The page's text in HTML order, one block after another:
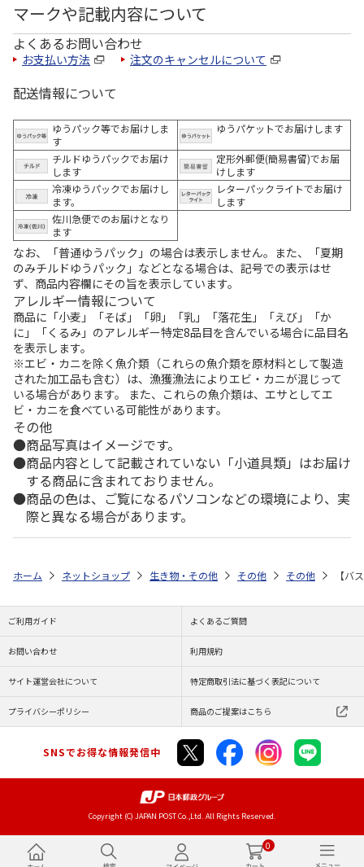
0
マークや記載内容について
よくあるお問い合わせ
お支払い方法 注文のキャンセルについて
配送情報について
ゆうパック等でお届けしま
す
ゆうパケットでお届けします
チルドゆうパックでお届け
します
定形外郵便(簡易書留)でお届
けします
冷凍ゆうパックでお届けし
ます。
レターパックライトでお届け
します
佐川急便でのお届けとなり
ます
なお、「普通ゆうパック」の場合は表示しません。また、「夏期
のみチルドゆうパック」などとなる場合は、記号での表示はせ
ず、商品内容欄にその旨を表示しています。
アレルギー情報について
商品に「小麦」「そば」「卵」「乳」「落花生」「えび」「か
に」「くるみ」のアレルギー特定8品目を含んでいる場合に品目名
を表示します。
※エビ・カニを除く魚介類（これらの魚介類を原材料として製造
された加工品も含む）は、漁獲漁法によりエビ・カニが混じって
いる場合があります。 また、これらの魚介類は、エサとしてエ
ビ・カニを食べている可能性があります。
その他
商品写真はイメージです。
商品内容として記載されていない「小道具類」はお届け
する商品に含まれておりません。
商品の色は、ご覧になるパソコンなどの環境により、実
際と異なる場合があります。
ホーム ネットショップ 生き物・その他 その他 その他 【バ
ご利用ガイド よくあるご質問
お問い合わせ 利用規約
サイト運営会社について 特定商取引法に基づく表記について
プライバシーポリシー 商品のご提案はこちら
SNSでお得な情報発信中
Copyright (C) JAPAN POST Co.,Ltd. All Rights Reserved.